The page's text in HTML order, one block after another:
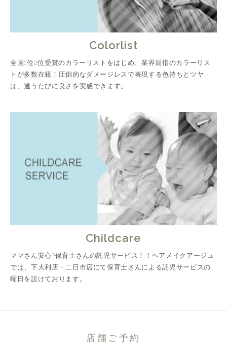
Colorlist
全国1位2位受賞のカラーリストをはじめ、業界屈指のカラーリス
トが多数在籍！圧倒的なダメージレスで表現する色持ちとツヤ
は、通うたびに良さを実感できます。
Childcare
ママさん安心?保育士さんの託児サービス！！ヘアメイクアージュ
では、下大利店・二日市店にて保育士さんによる託児サービスの
曜日を設けております。
店舗ご予約